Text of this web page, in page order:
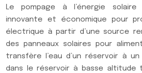
Le pompage à l’énergie
innovante et économique pour
électrique à partir d’une source
des panneaux solaires pour
transfère l’eau d’un réservoir à
dans le réservoir à basse altitude